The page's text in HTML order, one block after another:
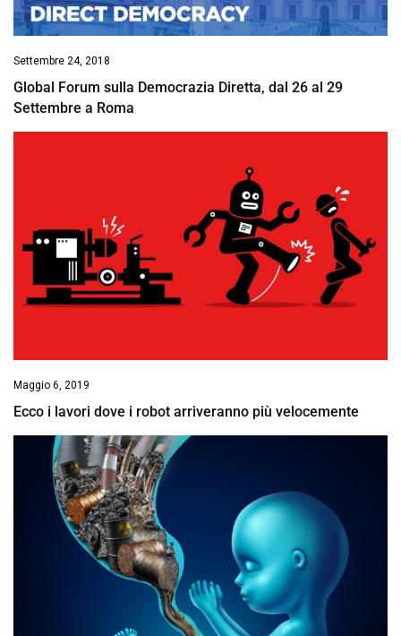
Settembre 24, 2018
Global Forum sulla Democrazia Diretta, dal 26 al 29
Settembre a Roma
Maggio 6, 2019
Ecco i lavori dove i robot arriveranno più velocemente